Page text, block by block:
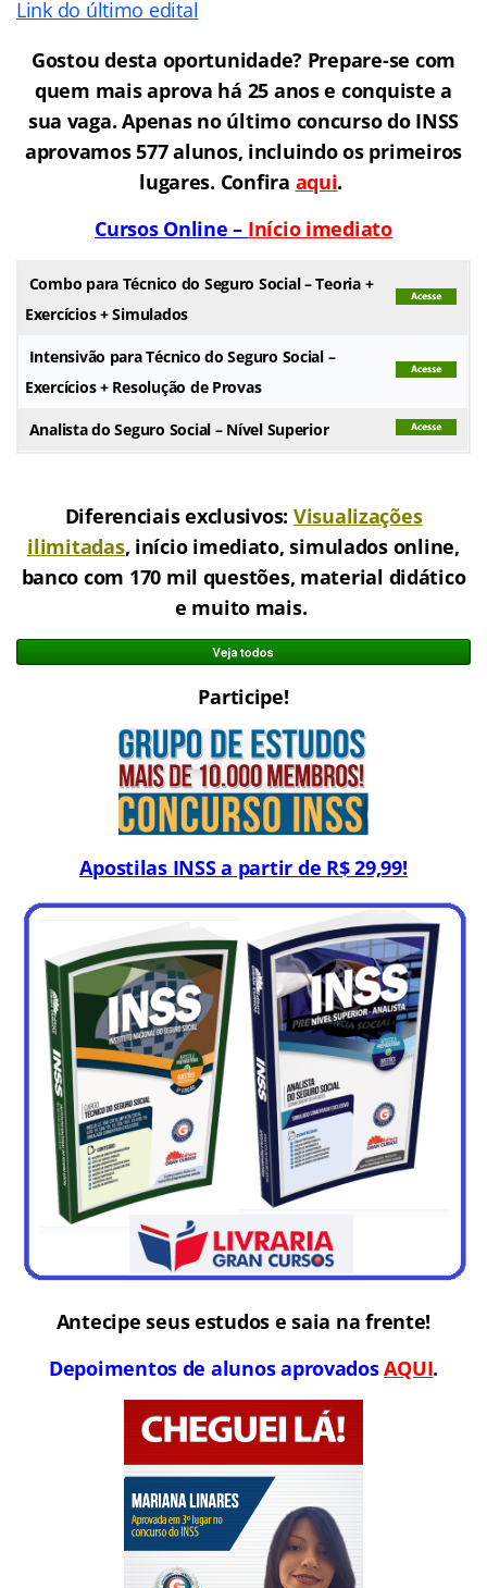
Link do último edital
Gostou desta oportunidade? Prepare-se com
quem mais aprova há 25 anos e conquiste a
sua vaga. Apenas no último concurso do INSS
aprovamos 577 alunos, incluindo os primeiros
lugares. Confira aqui.
Cursos Online – Início imediato
Combo para Técnico do Seguro Social – Teoria +
Exercícios + Simulados
Intensivão para Técnico do Seguro Social –
Exercícios + Resolução de Provas
Analista do Seguro Social – Nível Superior
Diferenciais exclusivos: Visualizações
ilimitadas, início imediato, simulados online,
banco com 170 mil questões, material didático
e muito mais.
Participe!
Apostilas INSS a partir de R$ 29,99!
Antecipe seus estudos e saia na frente!
Depoimentos de alunos aprovadosAQUI.